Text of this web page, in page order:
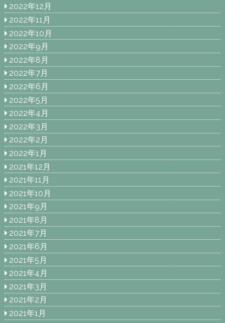
2022年12月
2022年11月
2022年10月
2022年9月
2022年8月
2022年7月
2022年6月
2022年5月
2022年4月
2022年3月
2022年2月
2022年1月
2021年12月
2021年11月
2021年10月
2021年9月
2021年8月
2021年7月
2021年6月
2021年5月
2021年4月
2021年3月
2021年2月
2021年1月